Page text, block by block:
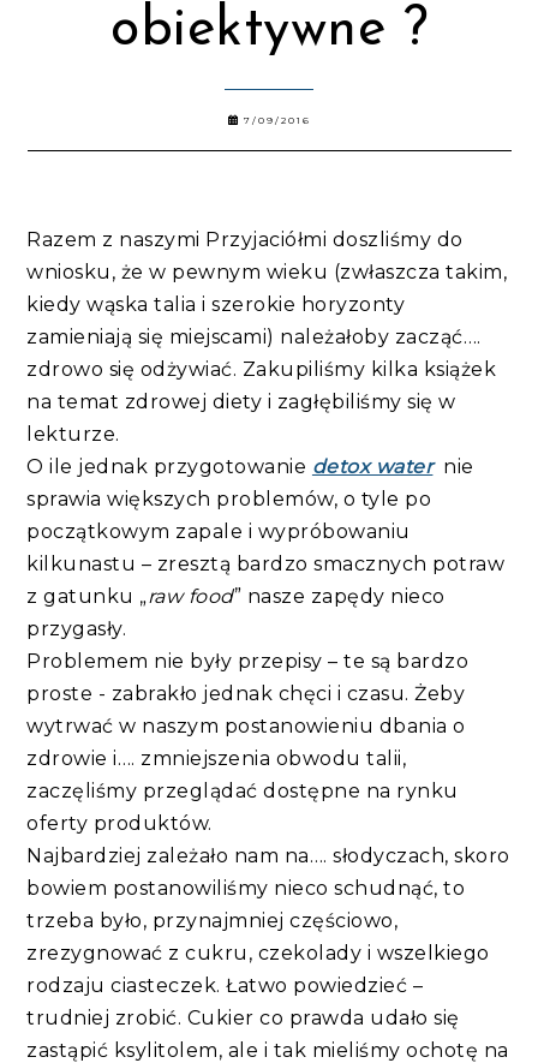
obiektywne ?
7/09/2016
Razem z naszymi Przyjaciółmi doszliśmy do
wniosku, że w pewnym wieku (zwłaszcza takim,
kiedy wąska talia i szerokie horyzonty
zamieniają się miejscami) należałoby zacząć….
zdrowo się odżywiać. Zakupiliśmy kilka książek
na temat zdrowej diety i zagłębiliśmy się w
lekturze.
O ile jednak przygotowanie detox water nie
sprawia większych problemów, o tyle po
początkowym zapale i wypróbowaniu
kilkunastu – zresztą bardzo smacznych potraw
z gatunku „raw food” nasze zapędy nieco
przygasły.
Problemem nie były przepisy – te są bardzo
proste - zabrakło jednak chęci i czasu. Żeby
wytrwać w naszym postanowieniu dbania o
zdrowie i…. zmniejszenia obwodu talii,
zaczęliśmy przeglądać dostępne na rynku
oferty produktów.
Najbardziej zależało nam na…. słodyczach, skoro
bowiem postanowiliśmy nieco schudnąć, to
trzeba było, przynajmniej częściowo,
zrezygnować z cukru, czekolady i wszelkiego
rodzaju ciasteczek. Łatwo powiedzieć –
trudniej zrobić. Cukier co prawda udało się
zastąpić ksylitolem, ale i tak mieliśmy ochotę na